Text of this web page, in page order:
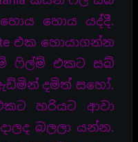
හොය හොය යද්දී.
එක හොයාගන්න
ෆිල්ම් එකට සබ්
දමිත් සහෝ.
හරියට ආවා
බලලා යන්න.